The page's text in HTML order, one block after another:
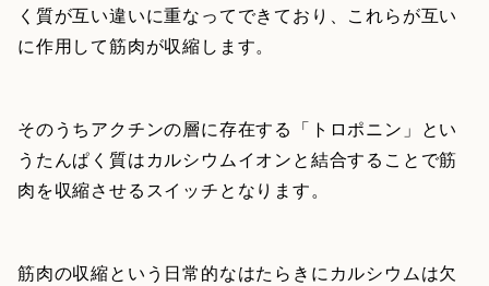
く質が互い違いに重なってできており、これらが互い
に作用して筋肉が収縮します。
そのうちアクチンの層に存在する「トロポニン」とい
うたんぱく質はカルシウムイオンと結合することで筋
肉を収縮させるスイッチとなります。
筋肉の収縮という日常的なはたらきにカルシウムは欠